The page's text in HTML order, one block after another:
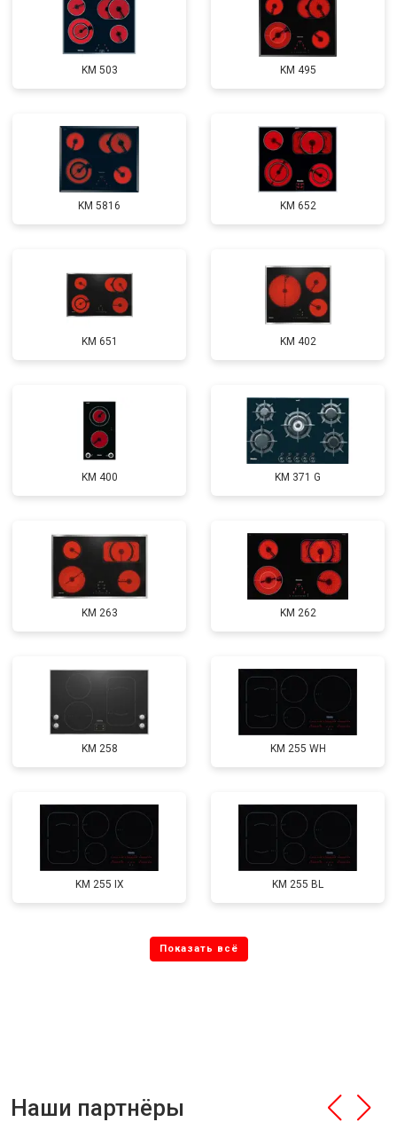
KM 503 KM 495
KM 5816 KM 652
KM 651 KM 402
KM 400 KM 371 G
KM 263 KM 262
KM 258 KM 255 WH
KM 255 IX KM 255 BL
Наши партнёры